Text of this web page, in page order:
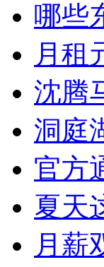
哪些
月租
沈腾
洞庭
官方
夏天
月薪